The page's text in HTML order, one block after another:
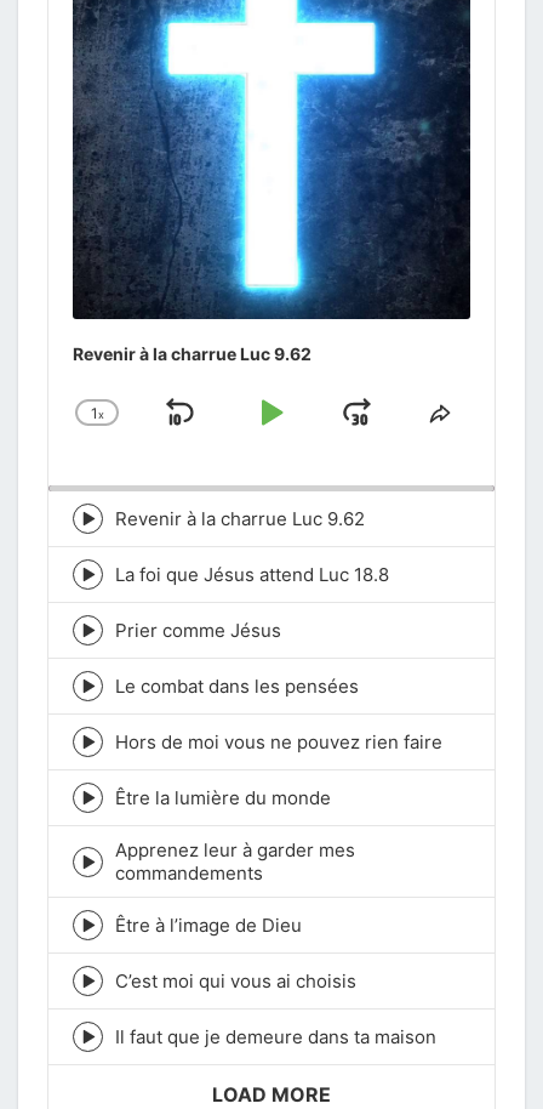
Revenir à la charrue Luc 9.62
Change
1x
Skip
Play
JumpShare
Episode
play
icon
Revenir à la charrue Luc 9.62
Episode
play
icon
La foi que Jésus attend Luc 18.8
Episode
play
icon
Prier comme Jésus
Episode
play
icon
Le combat dans les pensées
Episode
play
icon
Hors de moi vous ne pouvez rien faire
Episode
play
icon
Être la lumière du monde
Episode
play
icon
Apprenez leur à garder mes
commandements
Episode
play
icon
Être à l’image de Dieu
Episode
play
icon
C’est moi qui vous ai choisis
Episode
play
Il faut que je demeure dans ta maison
LOAD MORE